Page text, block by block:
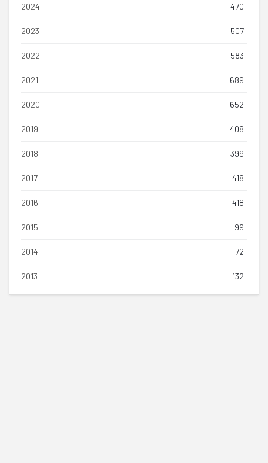
2024 470
2023 507
2022 583
2021 689
2020 652
2019 408
2018 399
2017 418
2016 418
2015 99
2014 72
2013 132